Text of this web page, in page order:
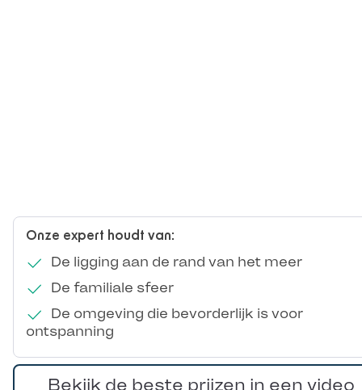
Onze expert houdt van:
De ligging aan de rand van het meer
De familiale sfeer
De omgeving die bevorderlijk is voor
ontspanning
Bekijk de beste prijzen in een video